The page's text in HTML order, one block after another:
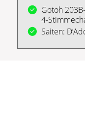
Gotoh
4-
Saiten: